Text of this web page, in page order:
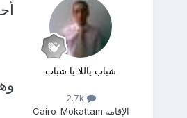
شباب ياللا يا شباب
2.7k
الإقامة:Cairo-Mokattam